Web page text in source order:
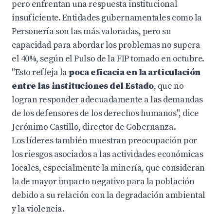
pero enfrentan una respuesta institucional
insuficiente. Entidades gubernamentales como la
Personería son las más valoradas, pero su
capacidad para abordar los problemas no supera
el 40%, según el Pulso de la FIP tomado en octubre.
"Esto refleja lapoca eficacia en la articulación
entre las instituciones del Estado, que no
logran responder adecuadamente a las demandas
de los defensores de los derechos humanos", dice
Jerónimo Castillo, director de Gobernanza.
Los líderes también muestran preocupación por
los riesgos asociados a las actividades económicas
locales, especialmente la minería, que consideran
la de mayor impacto negativo para la población
debido a su relación con la degradación ambiental
y la violencia.